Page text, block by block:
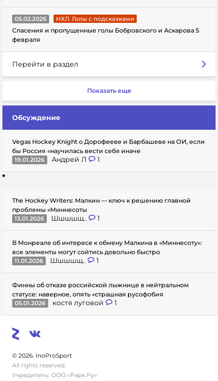
05.02.2026
НХЛ. Голы с подсказками
Спасения и пропущенные голы Бобровского и Аскарова 5
февраля
Перейти в раздел
Показать еще
Обсуждение
Vegas Hockey Knight о Дорофееве и Барбашеве на ОИ, если
бы Россия «научилась вести себя иначе
19.01.2026
Андрей Л 1
The Hockey Writers: Малкин — ключ к решению главной
проблемы «Миннесоты
13.01.2026
Шшшшщ.. 1
В Монреале об интересе к обмену Малкина в «Миннесоту»:
все элементы могут сойтись довольно быстро
11.01.2026
Шшшшщ.. 1
Финны об отказе российской лыжнице в нейтральном
статусе: наверное, опять «страшная русофобия
05.01.2026
костя луговой 1
© 2026. InoProSport
All rights reserved.
Учредитель: ООО «Раре.Ру»